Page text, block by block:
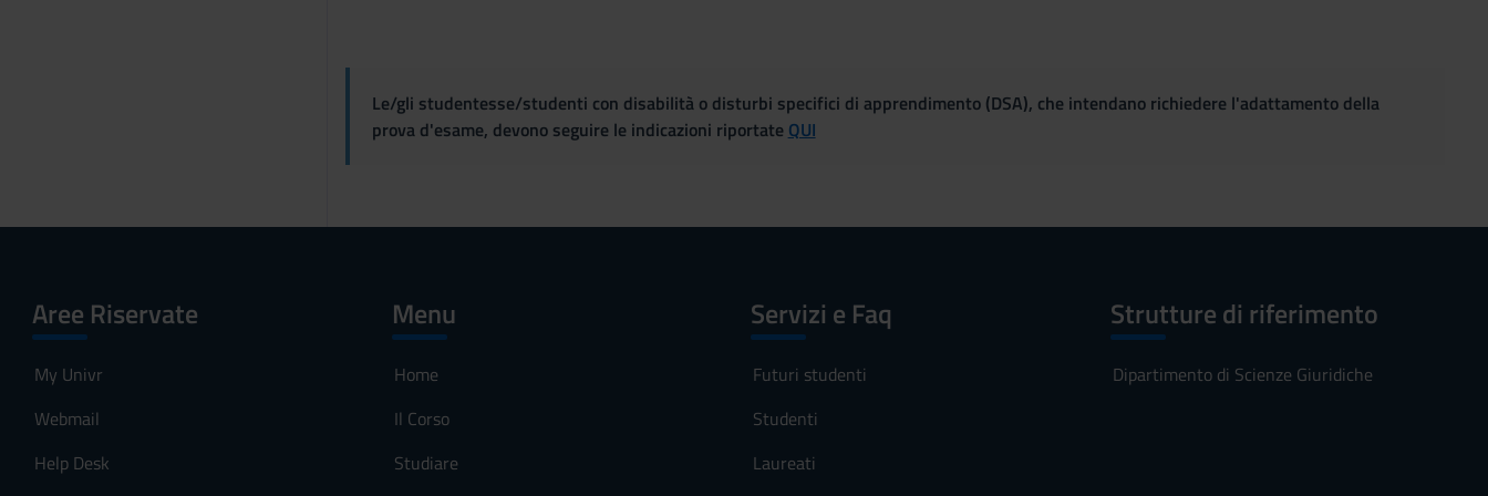
Le/gli studentesse/studenti con disabilità o disturbi specifici di apprendimento (DSA), che intendano richiedere l'adattamento della
prova d'esame, devono seguire le indicazioni riportate QUI
Aree Riservate
My Univr
Webmail
Help Desk
Menu
Home
Il Corso
Studiare
Servizi e Faq
Futuri studenti
Studenti
Laureati
Strutture di riferimento
Dipartimento di Scienze Giuridiche